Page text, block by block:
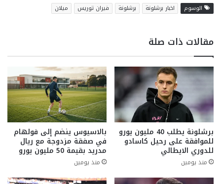
الوسوم اخبار برشلونة برشلونة فيران توريس ميلان
مقالات ذات صلة
برشلونة يطلب 40 مليون يورو
للموافقة على رحيل كاسادو
للدوري الايطالي
منذ يومين
بالاسيوس ينضم إلى فولهام
في صفقة مزدوجة مع ريال
مدريد بقيمة 50 مليون يورو
منذ يومين